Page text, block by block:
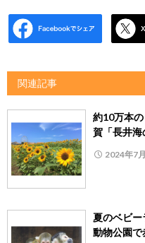
関連記事
約10万本
賀「長井海
2024年7
夏のベビー
動物公園で